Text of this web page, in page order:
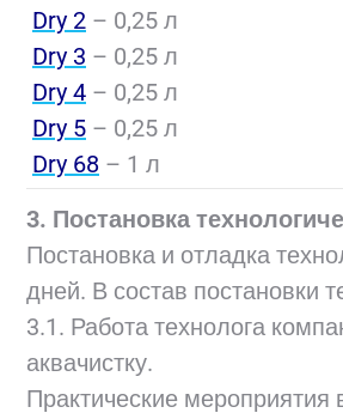
Dry 2 – 0,25 л
Dry 3 – 0,25 л
Dry 4 – 0,25 л
Dry 5 – 0,25 л
Dry 68 – 1 л
3. Постановка
Постановка и отладка
дней. В состав постановки
3.1. Работа технолога
аквачистку.
Практические мероприятия